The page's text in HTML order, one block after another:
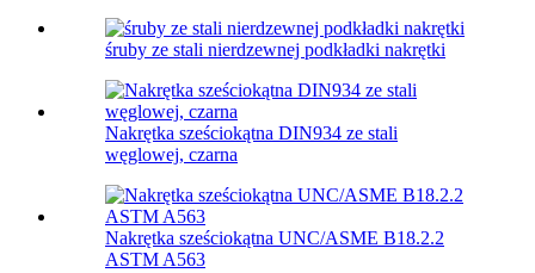
śruby ze stali nierdzewnej podkładki nakrętki
Nakrętka sześciokątna DIN934 ze stali
węglowej, czarna
Nakrętka sześciokątna UNC/ASME B18.2.2
ASTM A563